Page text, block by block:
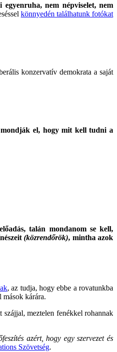
egyenruha, nem népviselet, nem
könnyedén találhatunk fotókat
konzervatív demokrata a saját
el, hogy mit kell tudni a
talán mondanom se kell,
(közrendőrök), mintha azok
, az tudja, hogy ebbe a rovatunkba
mások kárára.
meztelen fenékkel rohannak
azért, hogy egy szervezet és
Szövetség.